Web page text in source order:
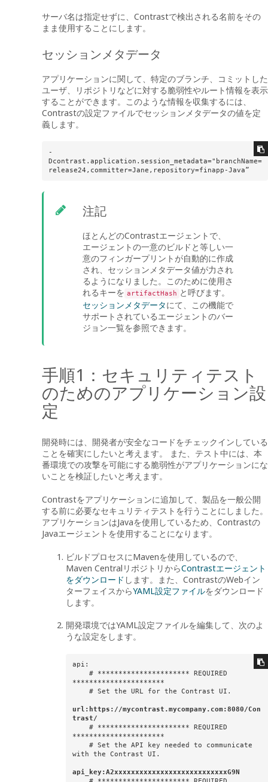
サーバ名は指定せずに、Contrastで検出される名前をその
まま使用することにします。
セッションメタデータ
アプリケーションに関して、特定のブランチ、コミットした
ユーザ、リポジトリなどに対する脆弱性やルート情報を表示
することができます。このような情報を収集するには、
Contrastの設定ファイルでセッションメタデータの値を定
義します。
-
Dcontrast.application.session_metadata="branchName=
release24,committer=Jane,repository=finapp-Java”
注記
ほとんどのContrastエージェントで、
エージェントの一意のビルドと等しい一
意のフィンガープリントが自動的に作成
され、セッションメタデータ値が力され
るようになりました。このために使用さ
れるキーを artifactHash と呼びます。
セッションメタデータにて、この機能で
サポートされているエージェントのバー
ジョン一覧を参照できます。
手順1：セキュリティテスト
のためのアプリケーション設
定
開発時には、開発者が安全なコードをチェックインしている
ことを確実にしたいと考えます。 また、テスト中には、本
番環境での攻撃を可能にする脆弱性がアプリケーションにな
いことを検証したいと考えます。
Contrastをアプリケーションに追加して、製品を一般公開
する前に必要なセキュリティテストを行うことにしました。
アプリケーションはJavaを使用しているため、Contrastの
Javaエージェントを使用することになります。
ビルドプロセスにMavenを使用しているので、
Maven CentralリポジトリからContrastエージェント
をダウンロード します。また、ContrastのWebイン
ターフェイスからYAML設定ファイルをダウンロード
します。
開発環境ではYAML設定ファイルを編集して、次のよ
うな設定をします。
api:
**********************
url:https://mycontrast.mycompany.com:8080/Con
trast/
**********************
with the Contrast UI.
api_key:A2xxxxxxxxxxxxxxxxxxxxxxxxxxxG9N